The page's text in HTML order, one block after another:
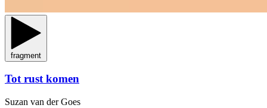
fragment
Tot rust komen
Suzan van der Goes